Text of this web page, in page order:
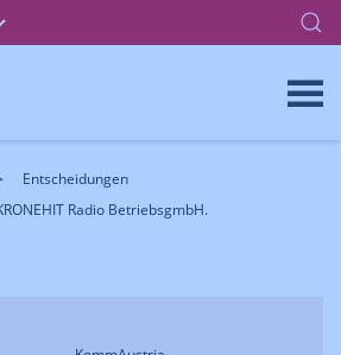
Entscheidungen
Radio BetriebsgmbH.